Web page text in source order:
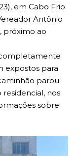
em Cabo Frio.
Antônio
próximo ao
expostos para
parou
nos
sobre